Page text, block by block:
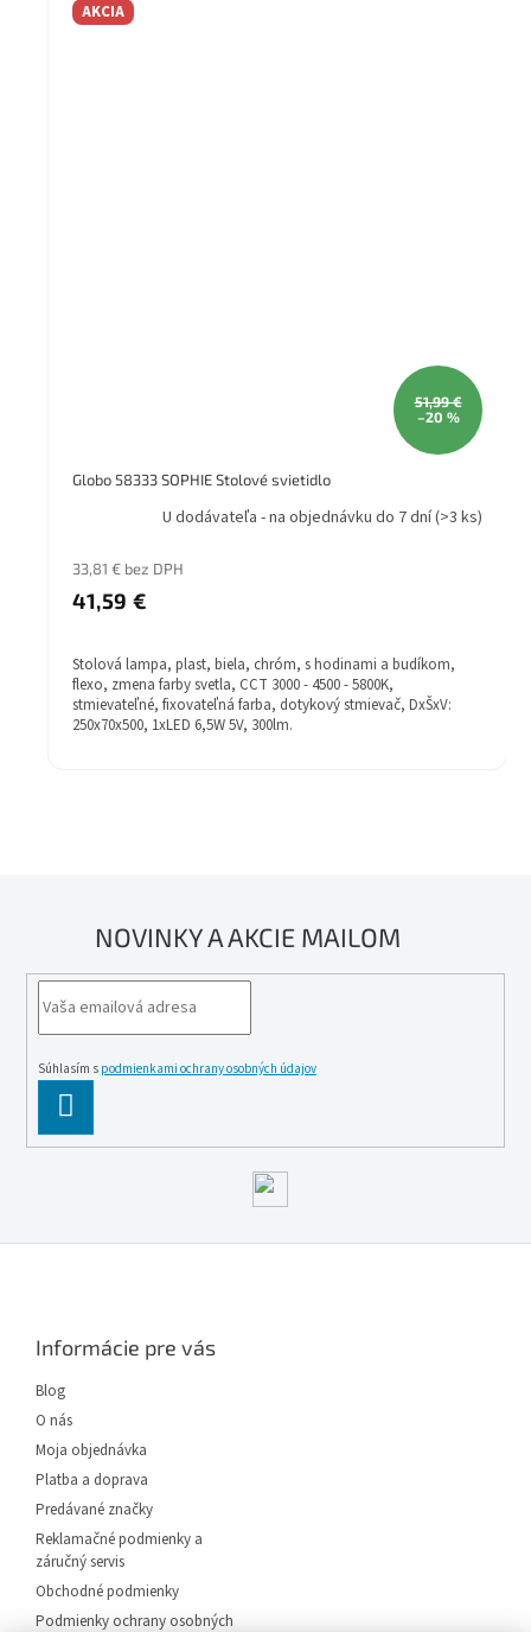
AKCIA
51,99 €
–20 %
Globo 58333 SOPHIE Stolové svietidlo
U dodávateľa - na objednávku do 7 dní(>3 ks)
33,81 € bez DPH
41,59 €
Stolová lampa, plast, biela, chróm, s hodinami a budíkom,
flexo, zmena farby svetla, CCT 3000 - 4500 - 5800K,
stmievateľné, fixovateľná farba, dotykový stmievač, DxŠxV:
250x70x500, 1xLED 6,5W 5V, 300lm.
NOVINKY A AKCIE MAILOM
Súhlasím s podmienkami ochrany osobných údajov
SE
Informácie pre vás
Blog
O nás
Moja objednávka
Platba a doprava
Predávané značky
Reklamačné podmienky a
záručný servis
Obchodné podmienky
Podmienky ochrany osobných